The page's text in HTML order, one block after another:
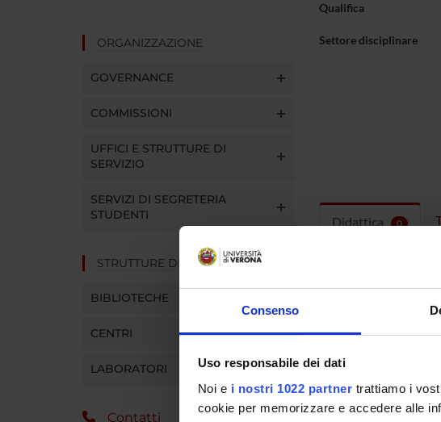
Consenso
Uso responsabile dei dati
Noi e i nostri 1022 partner trattiamo i
cookie per memorizzare e accedere alle
ORGANIZZAZIONE
GOVERNANCE
COMMISSIONI
UFFICI E STRUTTURE DI
SERVIZIO
SERVIZI DI SEGRETERIA
STUDENTI
STRUTTURE DEL DIPARTIMENTO
BIBLIOTECHE
CENTRI
LABORATORI
Contatti
Qualifica
Settore disciplinare
Didattica 0
Insegnamenti attivi